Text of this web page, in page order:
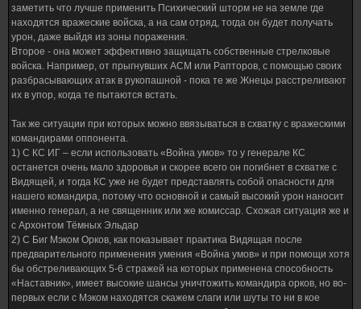
заметить что лучше применить Психический шторм не на земле где
находятся вражеские войска, а на сам отряд, тогда он будет получать
урон, даже выйдя из зоны поражения.
Второе - она может эффективно защищать собственные стрелковые
войска. Например, от прыгнувших АСМ или Рапторов, с помощью своих
разбрасывающих атак в рукопашной - пока те же Жнецы расстреливают
их в упор, когда те пытаются встать.
Так же ситуации при которых можно ввязываться в схватку с вражескими
командирами оппонента.
1) С КС ИГ – если использовать «Война умов» то у генерале КС
останется очень мало здоровья и скорее всего он погибнет в схватке с
Видящей, и тогда КС уже не будет представлять собой опасности для
нашего командира, потому что основной и самый высокий урон наносит
именно генерал, а не священник или же комиссар. Схожая ситуация же и
с Архонтом Тёмных Эльдар
2) С Биг Мэком Орков, как показывает практика Видящая после
предварительного применения умения «Война умов» и при помощи хотя
бы обстреливающих 5-6 стражей на которых применена способность
«Наставник», имеет высокие шансы уничтожить командира орков, но во-
первых если с Мэком находятся скажем слаги или шуты то ни в кое